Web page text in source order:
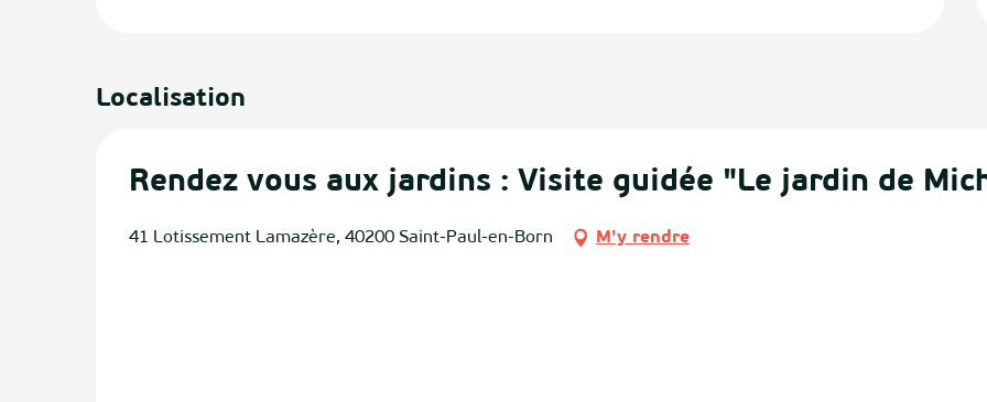
Localisation
Rendez vous aux jardins : Visite guidée "Le jardin de
41 Lotissement Lamazère, 40200 Saint-Paul-en-Born M'y rendre